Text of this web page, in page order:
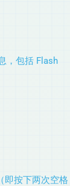
，包括 Flash
（即按下两次空格